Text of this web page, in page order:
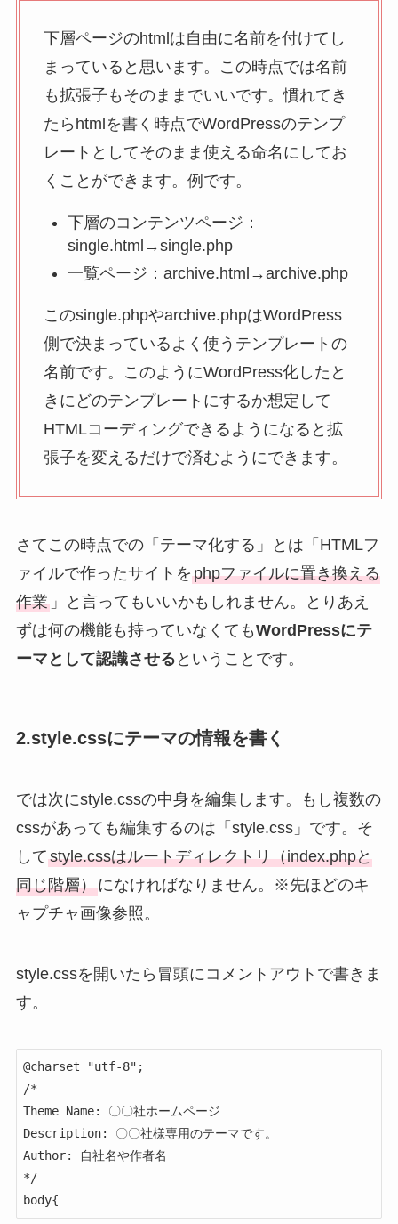
下層ページのhtmlは自由に名前を付けてし
まっていると思います。この時点では名前
も拡張子もそのままでいいです。慣れてき
たらhtmlを書く時点でWordPressのテンプ
レートとしてそのまま使える命名にしてお
くことができます。例です。
下層のコンテンツページ：
single.html→single.php
一覧ページ：archive.html→archive.php
このsingle.phpやarchive.phpはWordPress
側で決まっているよく使うテンプレートの
名前です。このようにWordPress化したと
きにどのテンプレートにするか想定して
HTMLコーディングできるようになると拡
張子を変えるだけで済むようにできます。
さてこの時点での「テーマ化する」とは「HTMLフ
ァイルで作ったサイトをphpファイルに置き換える
作業」と言ってもいいかもしれません。とりあえ
ずは何の機能も持っていなくてもWordPressにテ
ーマとして認識させる ということです。
2.style.cssにテーマの情報を書く
では次にstyle.cssの中身を編集します。もし複数の
cssがあっても編集するのは「style.css」です。そ
してstyle.cssはルートディレクトリ（index.phpと
同じ階層）になければなりません。※先ほどのキ
ャプチャ画像参照。
style.cssを開いたら冒頭にコメントアウトで書きま
す。
@charset "utf-8";
/*
Theme Name: 〇〇社ホームページ
Description: 〇〇社様専用のテーマです。
Author: 自社名や作者名
*/
body{